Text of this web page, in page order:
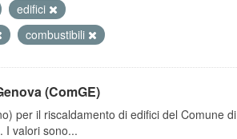
edifici
combustibili
(ComGE)
per il riscaldamento di edifici del Comune di
I valori sono...